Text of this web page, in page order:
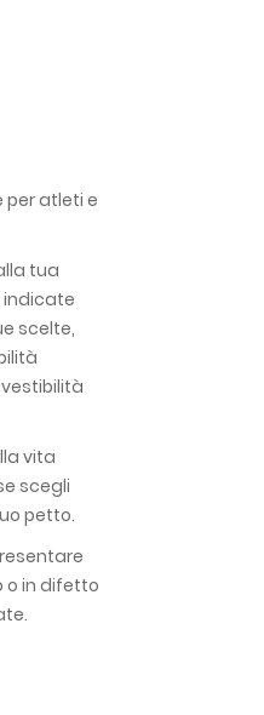
per atleti e
tua
indicate
scelte,
vita
scegli
petto.
o in difetto